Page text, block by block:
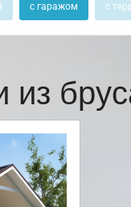
с гаражом с